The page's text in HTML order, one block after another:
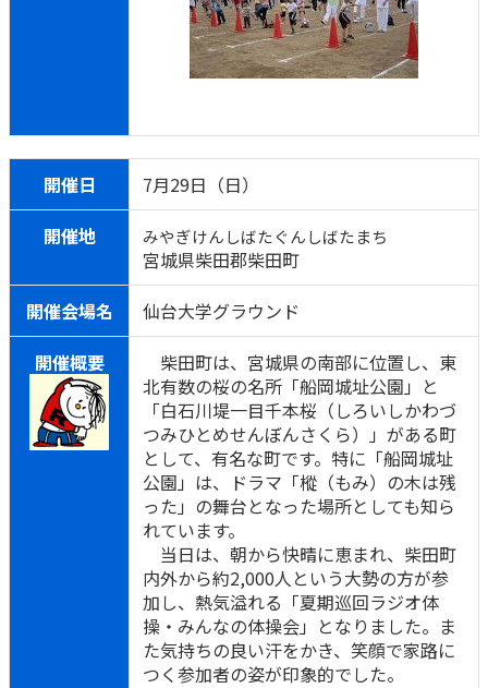
開催日
7月29日（日）
開催地
みやぎけんしばたぐんしばたまち
宮城県柴田郡柴田町
開催会場名
仙台大学グラウンド
開催概要
柴田町は、宮城県の南部に位置し、東
北有数の桜の名所「船岡城址公園」と
「白石川堤一目千本桜（しろいしかわづ
つみひとめせんぼんさくら）」がある町
として、有名な町です。特に「船岡城址
公園」は、ドラマ「樅（もみ）の木は残
った」の舞台となった場所としても知ら
れています。
当日は、朝から快晴に恵まれ、柴田町
内外から約2,000人という大勢の方が参
加し、熱気溢れる「夏期巡回ラジオ体
操・みんなの体操会」となりました。ま
た気持ちの良い汗をかき、笑顔で家路に
つく参加者の姿が印象的でした。